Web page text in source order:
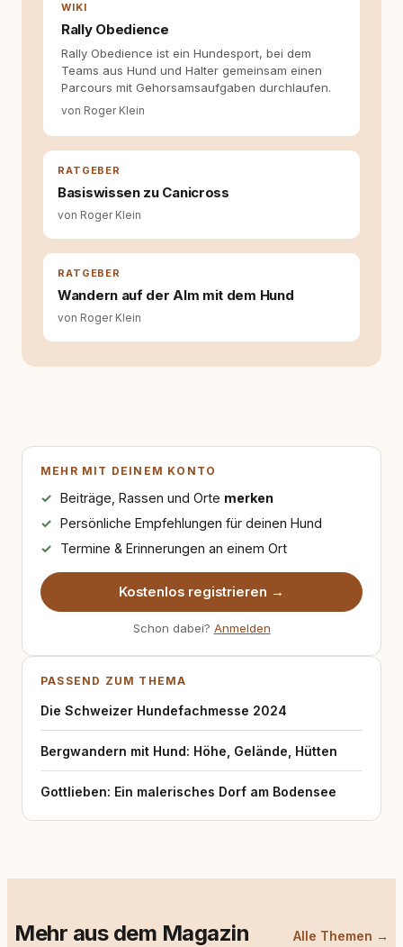
Hundehalter:innen in Deutschland, Österreich
und der Schweiz. Meine Überzeugung:
Tierschutz beginnt mit Wissen. Wer seinen
Hund versteht, trifft bessere Entscheidungen –
für ein Zusammenleben, das beiden guttut.
WIKI
Rally Obedience
Rally Obedience ist ein Hundesport, bei dem
Teams aus Hund und Halter gemeinsam einen
Parcours mit Gehorsamsaufgaben durchlaufen.
von Roger Klein
RATGEBER
Basiswissen zu Canicross
von Roger Klein
RATGEBER
Wandern auf der Alm mit dem Hund
von Roger Klein
MEHR MIT DEINEM KONTO
Beiträge, Rassen und Orte merken
Persönliche Empfehlungen für deinen Hund
Termine & Erinnerungen an einem Ort
Kostenlos registrieren →
Schon dabei? Anmelden
PASSEND ZUM THEMA
Die Schweizer Hundefachmesse 2024
Bergwandern mit Hund: Höhe, Gelände, Hütten
Gottlieben: Ein malerisches Dorf am Bodensee
Mehr aus dem Magazin Alle Themen →